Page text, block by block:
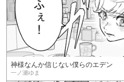
神様なんか信じない僕らのエデン
一ノ瀬ゆま